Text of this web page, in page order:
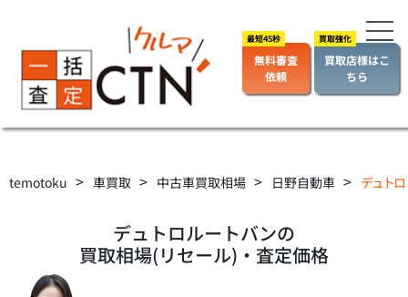
無料審査
依頼
買取店様はこ
ちら
temotoku > 車買取 > 中古車買取相場 > 日野自動車 > デュト
デュトロルートバンの
買取相場(リセール)・査定価格